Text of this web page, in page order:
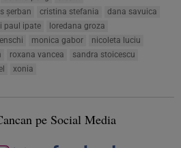
șerban
cristina stefania
dana savuica
paul ipate
loredana groza
monica gabor
nicoleta luciu
roxana vancea
sandra stoicescu
xonia
pe Social Media